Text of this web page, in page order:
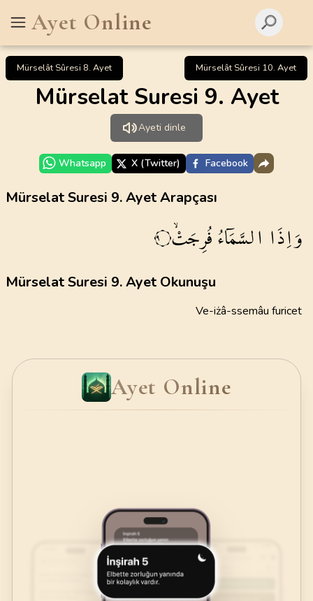
Ayet Online
Mürselât Sûresi 8. Ayet Mürselât Sûresi 10. Ayet
Mürselat Suresi 9. Ayet
Ayeti dinle
Whatsapp X (Twitter) Facebook
Mürselat Suresi 9. Ayet Arapçası
وَاِذَا السَّمَٓاءُفُرِجَتْۙ ٩
Mürselat Suresi 9. Ayet Okunuşu
Ve-iżâ-ssemâu furicet
Ayet Online